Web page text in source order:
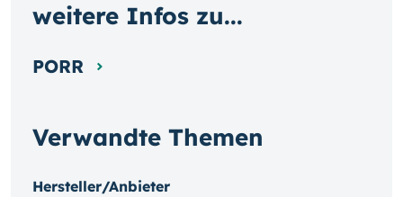
Verwandte Themen
Hersteller/Anbieter
weitere Infos zu...
PORR